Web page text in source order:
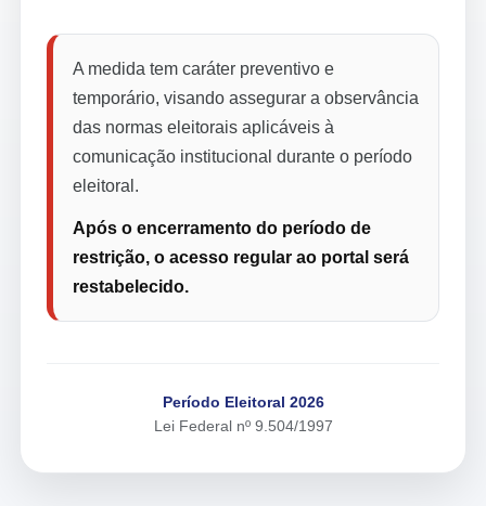
A medida tem caráter preventivo e
temporário, visando assegurar a observância
das normas eleitorais aplicáveis à
comunicação institucional durante o período
eleitoral.
Após o encerramento do período de
restrição, o acesso regular ao portal será
restabelecido.
Período Eleitoral 2026
Lei Federal nº 9.504/1997